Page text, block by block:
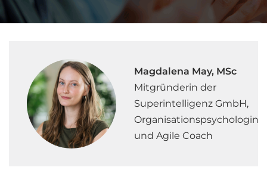
Magdalena May, MSc
Mitgründerin der
Superintelligenz GmbH,
Organisationspsychologin
und Agile Coach